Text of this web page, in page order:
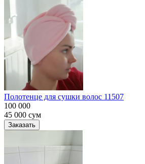
Полотенце для сушки волос 11507
100 000
45 000 сум
Заказать